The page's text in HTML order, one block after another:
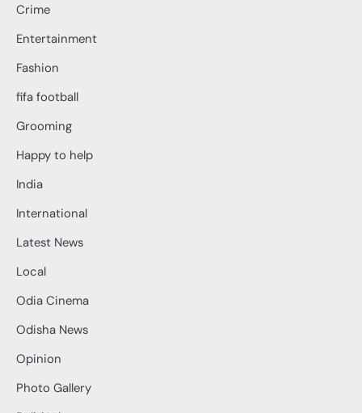
Crime
Entertainment
Fashion
fifa football
Grooming
Happy to help
India
International
Latest News
Local
Odia Cinema
Odisha News
Opinion
Photo Gallery